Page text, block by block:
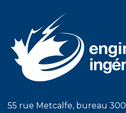
55 rue Metcalfe, bureau 300